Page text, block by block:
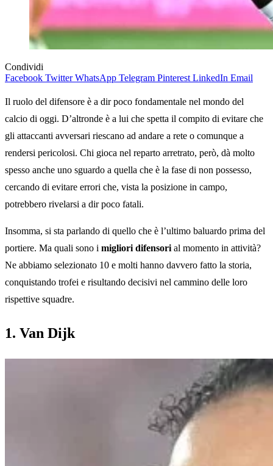
Condividi
Facebook Twitter WhatsApp Telegram Pinterest LinkedIn Email
Il ruolo del difensore è a dir poco fondamentale nel mondo del
calcio di oggi. D’altronde è a lui che spetta il compito di evitare che
gli attaccanti avversari riescano ad andare a rete o comunque a
rendersi pericolosi. Chi gioca nel reparto arretrato, però, dà molto
spesso anche uno sguardo a quella che è la fase di non possesso,
cercando di evitare errori che, vista la posizione in campo,
potrebbero rivelarsi a dir poco fatali.
Insomma, si sta parlando di quello che è l’ultimo baluardo prima del
portiere. Ma quali sono i migliori difensori al momento in attività?
Ne abbiamo selezionato 10 e molti hanno davvero fatto la storia,
conquistando trofei e risultando decisivi nel cammino delle loro
rispettive squadre.
1. Van Dijk